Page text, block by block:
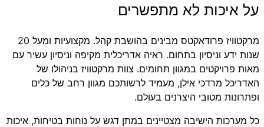
על איכות לא מתפשרים
מרקטוויז פרודאקטס מבינים בהושבת קהל. מקצועיות ומעל 20
שנות ידע וניסיון בתחום. ראיה אדריכלית מקיפה וניסיון עשיר עם
מאות פרויקטים במגוון תחומים. צוות מרקטוויז בניהולו של
האדריכל מרדכי אילן, מעמיד לרשותכם מגוון רחב של כלים
ופתרונות מטובי היצרנים בעולם.
כל מערכות הישיבה מצטיינים במתן דגש על נוחות בטיחות, איכות